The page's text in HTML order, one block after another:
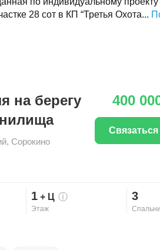
28 сот в КП “Третья Охота...
на берегу
, Сорокино
1+ Ц ⓘ
Этаж
3
Спальни
400